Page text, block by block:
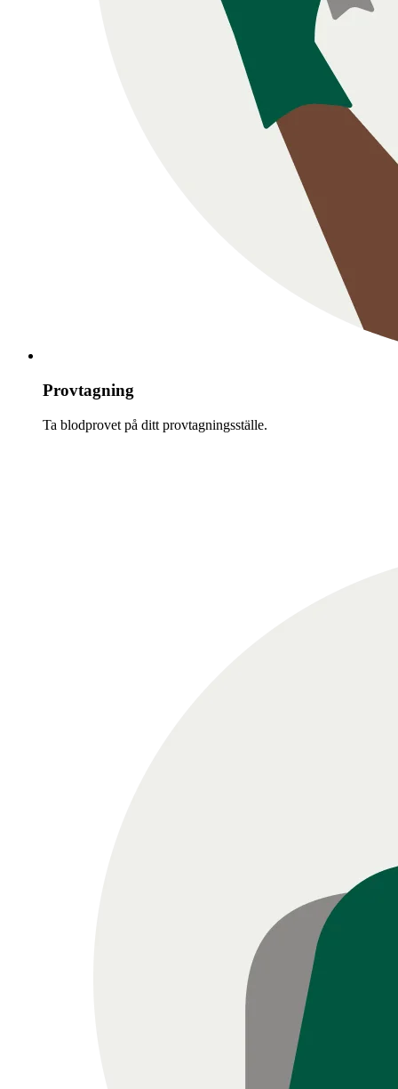
Provtagning
Ta blodprovet på ditt provtagningsställe.